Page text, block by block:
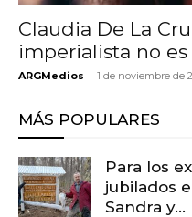
Claudia De La
imperialista no es
ARGMedios - 1 de noviembre de
MÁS POPULARES
Para los
jubilados
Sandra y...